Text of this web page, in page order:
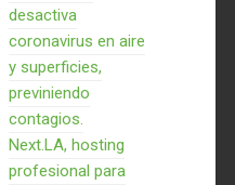
desactiva
coronavirus en aire
y superficies,
previniendo
contagios.
Next.LA, hosting
profesional para